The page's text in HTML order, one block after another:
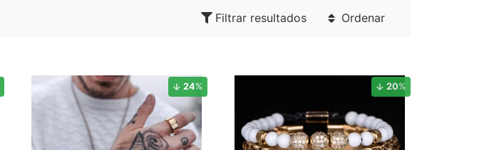
Filtrar resultados Ordenar
24% 20%